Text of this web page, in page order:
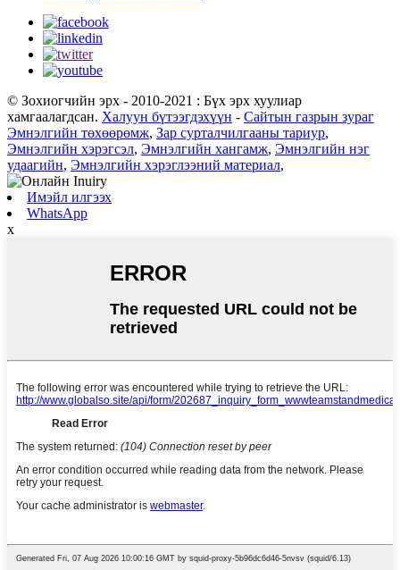
© Зохиогчийн эрх - 2010-2021 : Бүх эрх хуулиар
хамгаалагдсан. Халуун бүтээгдэхүүн - Сайтын газрын зураг
Эмнэлгийн төхөөрөмж, Зар сурталчилгааны тариур,
Эмнэлгийн хэрэгсэл, Эмнэлгийн хангамж, Эмнэлгийн нэг
удаагийн, Эмнэлгийн хэрэглээний материал,
Имэйл илгээх
WhatsApp
x